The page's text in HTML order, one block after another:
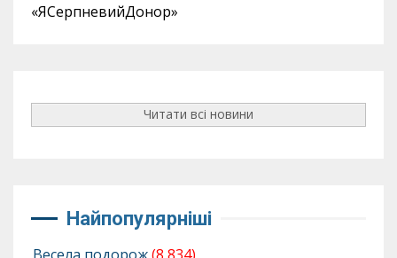
«ЯСерпневийДонор»
Читати всі новини
Найпопулярніші
Весела подорож(8 834)